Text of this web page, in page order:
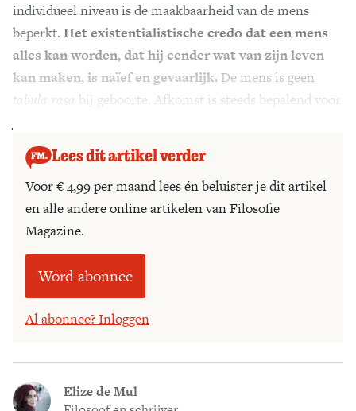
individueel niveau is de maakbaarheid van de mens
beperkt. Het existentialistische credo dat een mens
alles kan worden, dat hij eender wat van zijn leven
kan maken, is naïef en gevaarlijk. De mens is geen
tabula rasa bij geboorte. Afkomst is steeds bepalend voor
Lees dit artikel verder
Voor € 4,99 per maand lees én beluister je dit artikel
en alle andere online artikelen van Filosofie
Magazine.
Word abonnee
Al abonnee? Inloggen
Elize de Mul